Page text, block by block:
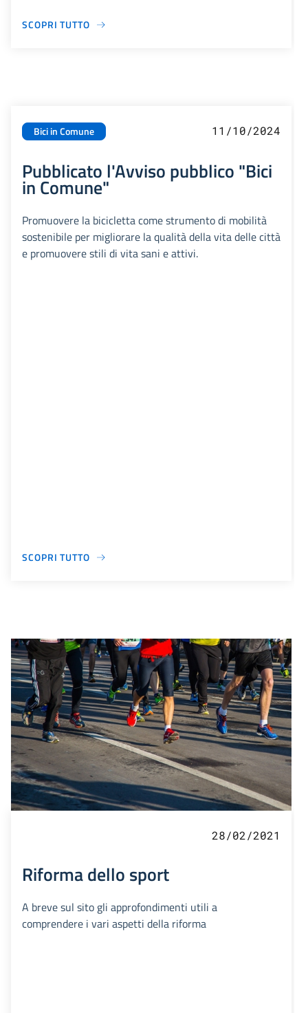
SCOPRI TUTTO
Bici in Comune 11/10/2024
Pubblicato l'Avviso pubblico "Bici
in Comune"
Promuovere la bicicletta come strumento di mobilità
sostenibile per migliorare la qualità della vita delle città
e promuovere stili di vita sani e attivi.
SCOPRI TUTTO
28/02/2021
Riforma dello sport
A breve sul sito gli approfondimenti utili a
comprendere i vari aspetti della riforma